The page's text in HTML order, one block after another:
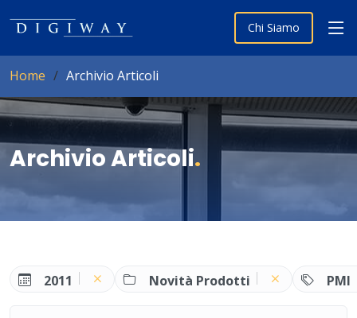
Chi Siamo
Home Archivio Articoli
Archivio Articoli.
2011 Novità Prodotti PMI